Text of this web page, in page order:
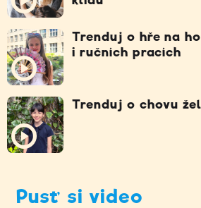
Trenduj o hře na
i ručních pracích
Trenduj o chovu
Pusť si video